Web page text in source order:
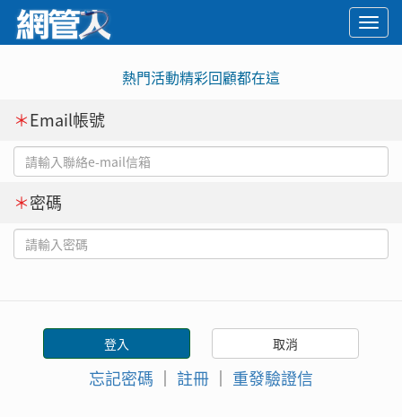
熱門活動精彩回顧都在這
＊Email帳號
＊密碼
忘記密碼 ｜ 註冊 ｜ 重發驗證信